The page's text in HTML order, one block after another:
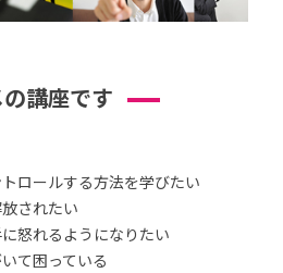
講座です
ロールする方法を学びたい
されたい
怒れるようになりたい
て困っている